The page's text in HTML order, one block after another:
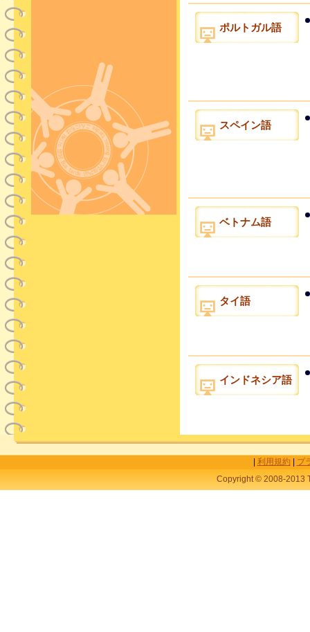
ポルトガル語
スペイン語
ベトナム語
タイ語
インドネシア語
利用規約
プ
Copyright © 2008-2013